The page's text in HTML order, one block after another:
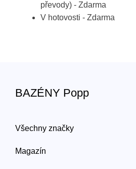
převody) - Zdarma
V hotovosti - Zdarma
BAZÉNY Popp
Všechny značky
Magazín